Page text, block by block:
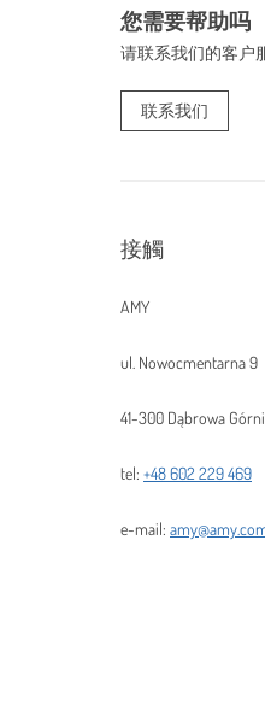
您需要帮助吗
请联系我们的客户
联系我们
接觸
AMY
ul. Nowocmentarna 9
41-300 Dąbrowa
tel: +48 602 229 469
e-mail: